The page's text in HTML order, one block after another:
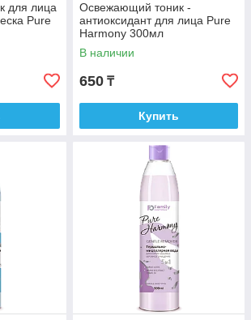
для лица
Pure
Освежающий тоник -
антиоксидант для лица Pure
Harmony 300мл
В наличии
650 ₸
Купить